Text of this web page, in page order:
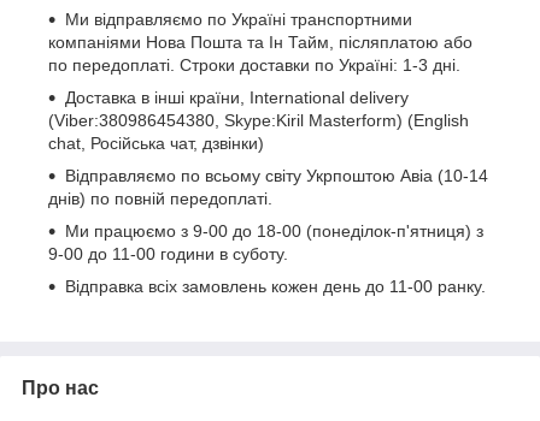
Ми відправляємо по Україні транспортними
компаніями Нова Пошта та Ін Тайм, післяплатою або
по передоплаті. Строки доставки по Україні: 1-3 дні.
Доставка в інші країни, International delivery
(Viber:380986454380, Skype:Kiril Masterform) (English
chat, Російська чат, дзвінки)
Відправляємо по всьому світу Укрпоштою Авіа (10-14
днів) по повній передоплаті.
Ми працюємо з 9-00 до 18-00 (понеділок-п'ятниця) з
9-00 до 11-00 години в суботу.
Відправка всіх замовлень кожен день до 11-00 ранку.
Про нас